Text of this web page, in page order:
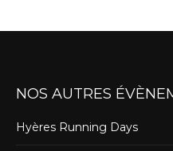
NOS AUTRES
Hyères Running Days